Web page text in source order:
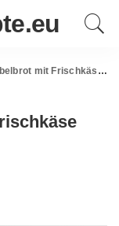
Frischkäse nur 3 Zutaten!